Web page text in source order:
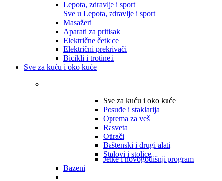
Lepota, zdravlje i sport
Sve u Lepota, zdravlje i sport
Masažeri
Aparati za pritisak
Električne četkice
Električni prekrivači
Bicikli i trotineti
Sve za kuću i oko kuće
Sve za kuću i oko kuće
Posuđe i staklarija
Oprema za veš
Rasveta
Otirači
Baštenski i drugi alati
Stolovi i stolice
Jelke i novogodišnji program
Bazeni